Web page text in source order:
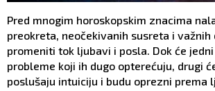
Pred mnogim horoskopskim znacima
preokreta, neočekivanih susreta i važnih
promeniti tok ljubavi i posla. Dok će
probleme koji ih dugo opterećuju, drugi
poslušaju intuiciju i budu oprezni prema